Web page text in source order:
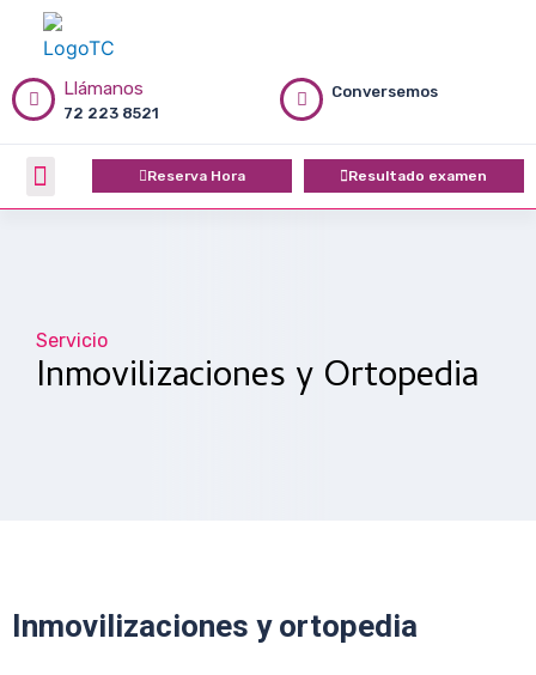
contenidoLlámanos
72 223 8521
Conversemos
Menú Reserva Hora Resultado examen
Servicio
Inmovilizaciones y Ortopedia
Inmovilizaciones y ortopedia